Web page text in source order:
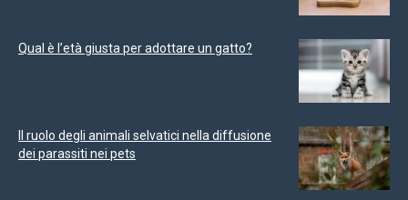
Qual è l’età giusta per adottare un gatto?
Il ruolo degli animali selvatici nella diffusione
dei parassiti nei pets